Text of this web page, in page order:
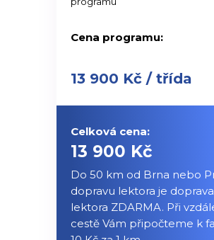
Cena programu:
13 900 Kč / třída
Celková cena:
13 900 Kč
Do 50 km od Brna nebo
dopravu lektora je doprava
lektora ZDARMA. Při
cestě Vám připočteme k